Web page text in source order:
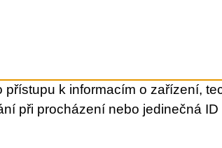
k informacím o zařízení,
při procházení nebo jedinečná